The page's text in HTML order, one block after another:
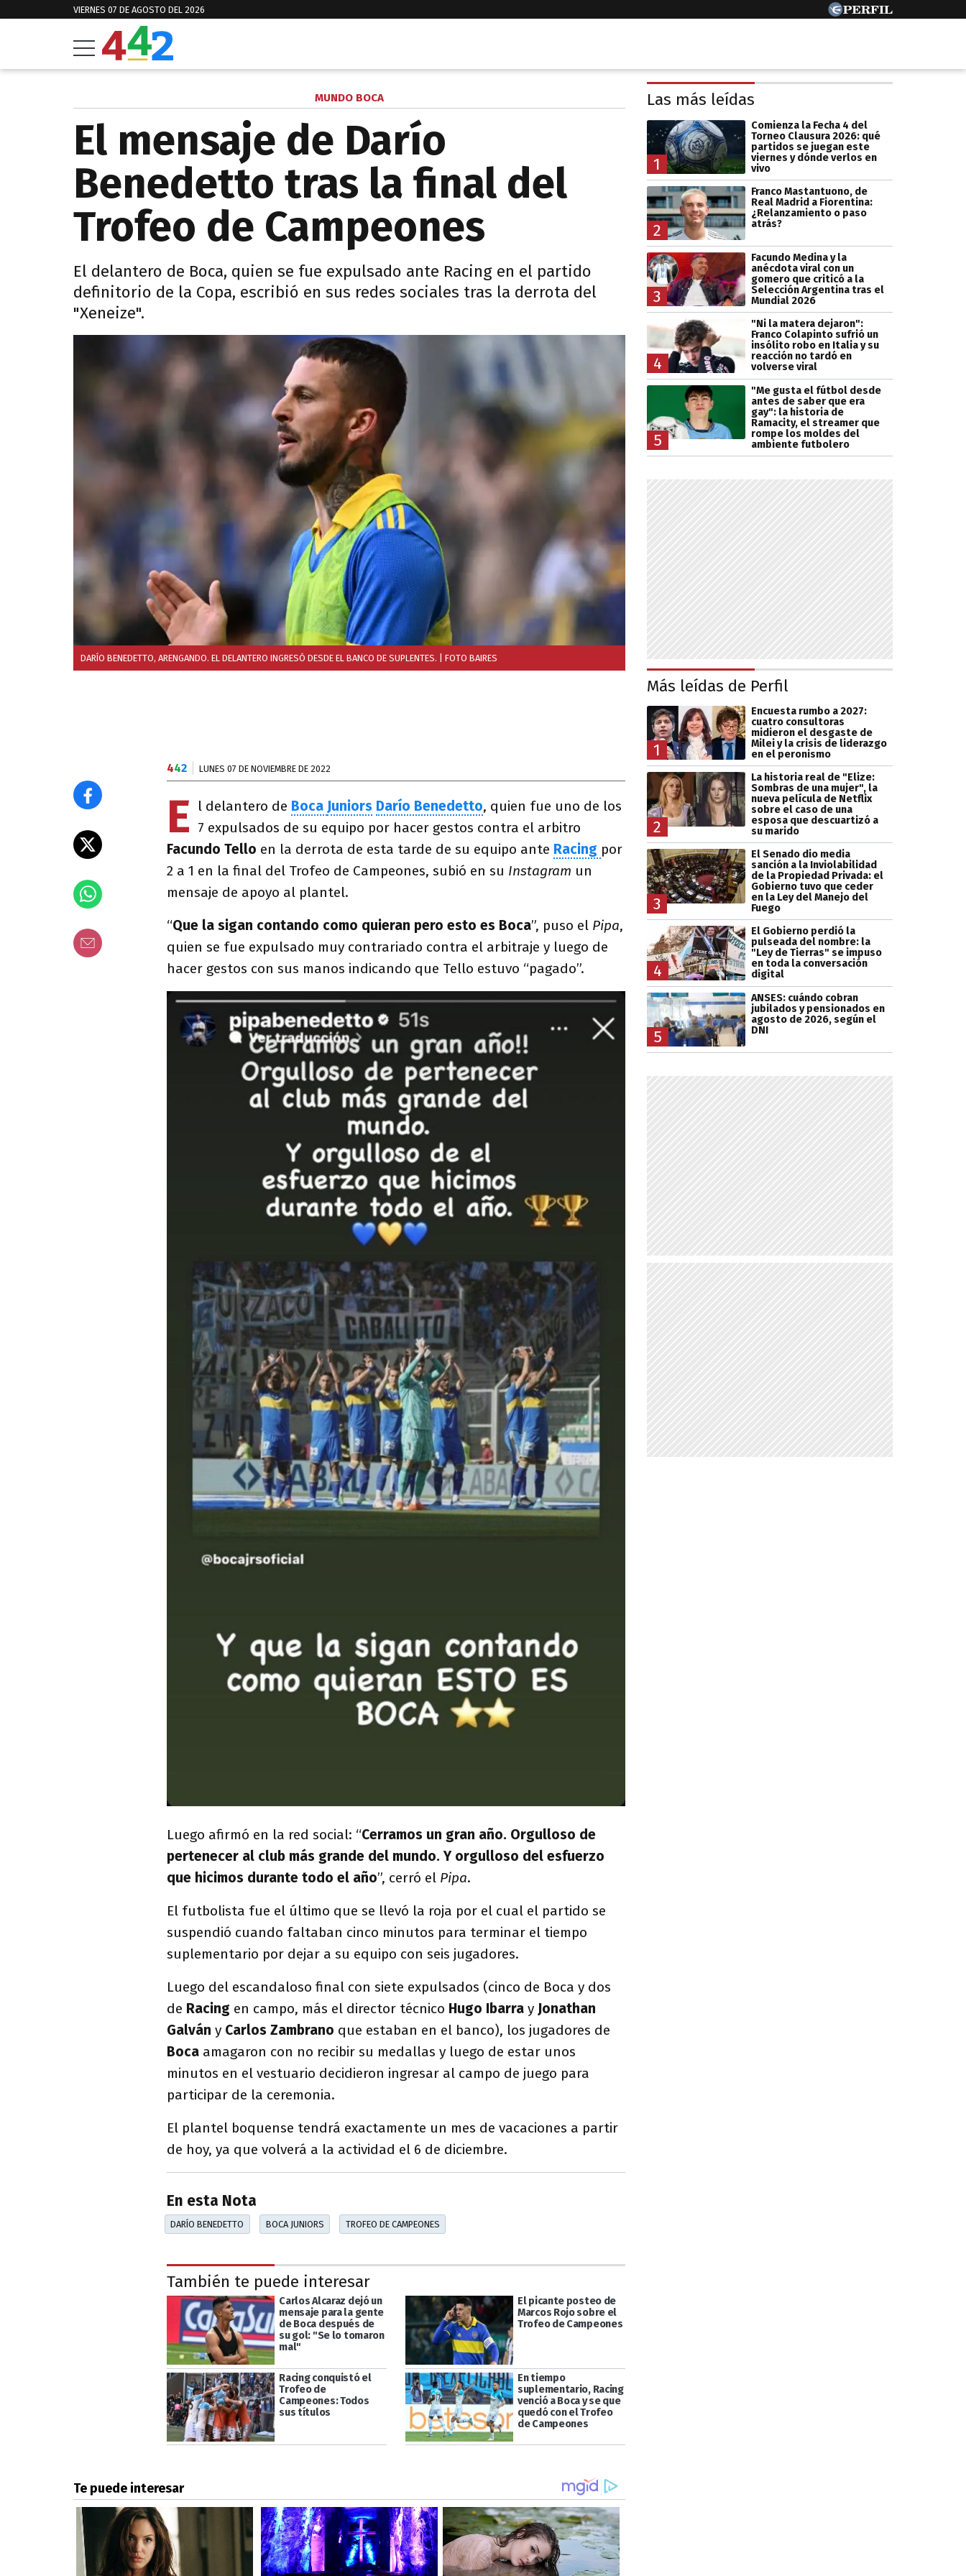
VIERNES 07 DE AGOSTO DEL 2026
MUNDO BOCA
El mensaje de Darío
Benedetto tras la final del
Trofeo de Campeones
El delantero de Boca, quien se fue expulsado ante Racing en el partido
definitorio de la Copa, escribió en sus redes sociales tras la derrota del
"Xeneize".
DARÍO BENEDETTO, ARENGANDO. EL DELANTERO INGRESÓ DESDE EL BANCO DE SUPLENTES. | FOTO BAIRES
442 LUNES 07 DE NOVIEMBRE DE 2022
E l delantero de Boca Juniors Darío Benedetto, quien fue uno de los
7 expulsados de su equipo por hacer gestos contra el arbitro
Facundo Tello en la derrota de esta tarde de su equipo ante Racing por
2 a 1 en la final del Trofeo de Campeones, subió en su Instagram un
mensaje de apoyo al plantel.
“Que la sigan contando como quieran pero esto es Boca”, puso el Pipa,
quien se fue expulsado muy contrariado contra el arbitraje y luego de
hacer gestos con sus manos indicando que Tello estuvo “pagado”.
Luego afirmó en la red social: “Cerramos un gran año. Orgulloso de
pertenecer al club más grande del mundo. Y orgulloso del esfuerzo
que hicimos durante todo el año”, cerró el Pipa.
El futbolista fue el último que se llevó la roja por el cual el partido se
suspendió cuando faltaban cinco minutos para terminar el tiempo
suplementario por dejar a su equipo con seis jugadores.
Luego del escandaloso final con siete expulsados (cinco de Boca y dos
de Racing en campo, más el director técnico Hugo Ibarra y Jonathan
Galván y Carlos Zambrano que estaban en el banco), los jugadores de
Boca amagaron con no recibir su medallas y luego de estar unos
minutos en el vestuario decidieron ingresar al campo de juego para
participar de la ceremonia.
El plantel boquense tendrá exactamente un mes de vacaciones a partir
de hoy, ya que volverá a la actividad el 6 de diciembre.
En esta Nota
DARÍO BENEDETTO BOCA JUNIORS TROFEO DE CAMPEONES
También te puede interesar
Carlos Alcaraz dejó un
mensaje para la gente
de Boca después de
su gol: "Se lo tomaron
mal"
El picante posteo de
Marcos Rojo sobre el
Trofeo de Campeones
Racing conquistó el
Trofeo de
Campeones: Todos
sus títulos
En tiempo
suplementario, Racing
venció a Boca y se que
quedó con el Trofeo
de Campeones
Las más leídas
1
Comienza la Fecha 4 del
Torneo Clausura 2026: qué
partidos se juegan este
viernes y dónde verlos en
vivo
2
Franco Mastantuono, de
Real Madrid a Fiorentina:
¿Relanzamiento o paso
atrás?
3
Facundo Medina y la
anécdota viral con un
gomero que criticó a la
Selección Argentina tras el
Mundial 2026
4
"Ni la matera dejaron":
Franco Colapinto sufrió un
insólito robo en Italia y su
reacción no tardó en
volverse viral
5
"Me gusta el fútbol desde
antes de saber que era
gay": la historia de
Ramacity, el streamer que
rompe los moldes del
ambiente futbolero
Más leídas de Perfil
1
Encuesta rumbo a 2027:
cuatro consultoras
midieron el desgaste de
Milei y la crisis de liderazgo
en el peronismo
2
La historia real de "Elize:
Sombras de una mujer", la
nueva película de Netflix
sobre el caso de una
esposa que descuartizó a
su marido
3
El Senado dio media
sanción a la Inviolabilidad
de la Propiedad Privada: el
Gobierno tuvo que ceder
en la Ley del Manejo del
Fuego
4
El Gobierno perdió la
pulseada del nombre: la
"Ley de Tierras" se impuso
en toda la conversación
digital
5
ANSES: cuándo cobran
jubilados y pensionados en
agosto de 2026, según el
DNI